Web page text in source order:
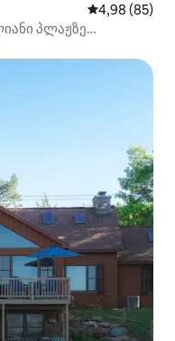
საშუალო
4,98 (85)
პლაჟზე